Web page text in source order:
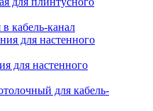
кабель-канал
для настенного
для настенного
для кабель-